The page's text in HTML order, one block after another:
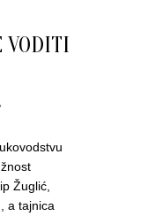
VODITI
Žuglić,
a tajnica